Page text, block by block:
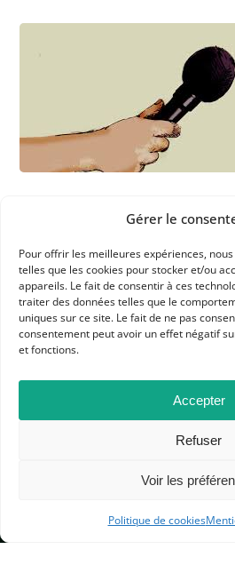
Gérer le
Pour offrir les meilleures expériences,
telles que les cookies pour stocker et/ou
appareils. Le fait de consentir à ces
traiter des données telles que le
uniques sur ce site. Le fait de ne pas
consentement peut avoir un effet négatif
et fonctions.
Accepter
Refuser
Voir les
Politique de cookies
APHG
Association des professeurs
+ 33 0(1) 42
BP 6541 – 75065
MENTIONS